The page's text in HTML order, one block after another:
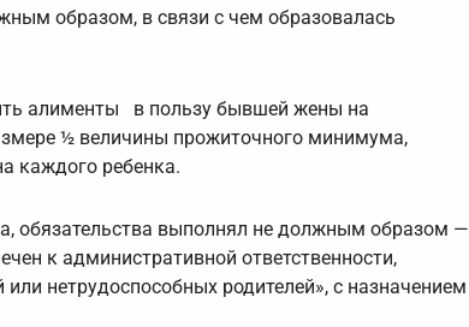
образом, в связи с чем образовалась
алименты в пользу бывшей жены на
½ величины прожиточного минимума,
каждого ребенка.
обязательства выполнял не должным образом —
к административной ответственности,
нетрудоспособных родителей», с назначением